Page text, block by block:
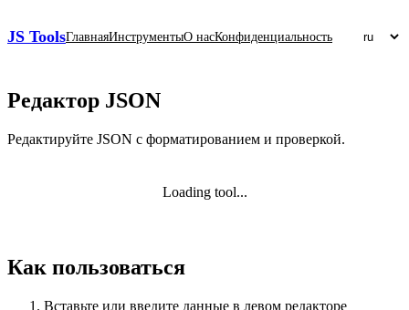
JS ToolsГлавнаяИнструментыО насКонфиденциальность
Редактор JSON
Редактируйте JSON с форматированием и проверкой.
Loading tool...
Как пользоваться
Вставьте или введите данные в левом редакторе